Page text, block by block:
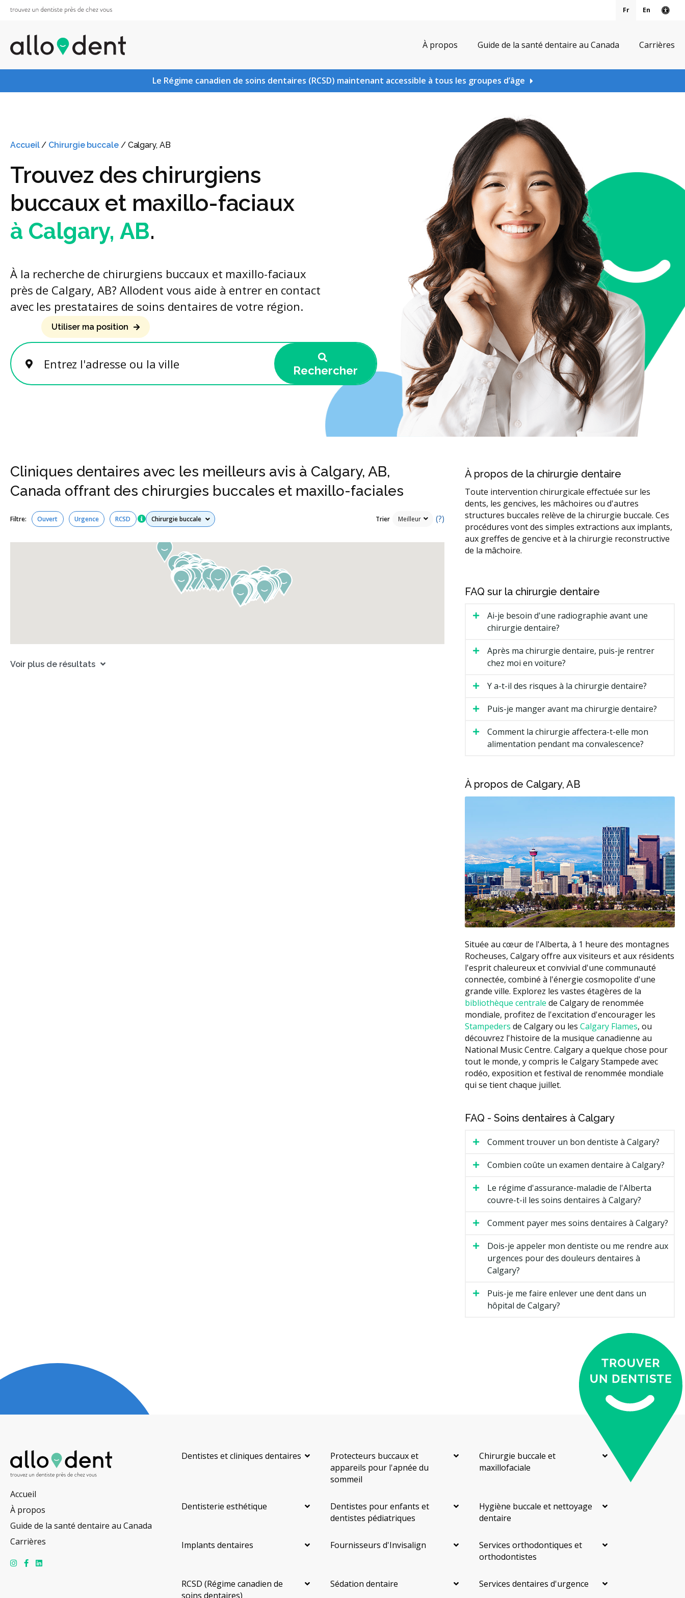
Fr En
À propos Guide de la santé dentaire au Canada Carrières
Le Régime canadien de soins dentaires (RCSD) maintenant accessible à tous les groupes d’âge
Accueil/ Chirurgie buccale/ Calgary, AB
Trouvez des chirurgiens
buccaux et maxillo-faciaux
à Calgary, AB.
À la recherche de chirurgiens buccaux et maxillo-faciaux
près de Calgary, AB? Allodent vous aide à entrer en contact
avec les prestataires de soins dentaires de votre région.
Entrez l'adresse ou la ville
Utiliser ma position
Rechercher
Cliniques dentaires avec les meilleurs avis à Calgary, AB,
Canada offrant des chirurgies buccales et maxillo-faciales
Filtre: Ouvert Urgence RCSD Tous les services Trier (?)
Voir plus de résultats
À propos de la chirurgie dentaire
Toute intervention chirurgicale effectuée sur les
dents, les gencives, les mâchoires ou d'autres
structures buccales relève de la chirurgie buccale. Ces
procédures vont des simples extractions aux implants,
aux greffes de gencive et à la chirurgie reconstructive
de la mâchoire.
FAQ sur la chirurgie dentaire
Ai-je besoin d'une radiographie avant une
chirurgie dentaire?
Après ma chirurgie dentaire, puis-je rentrer
chez moi en voiture?
Y a-t-il des risques à la chirurgie dentaire?
Puis-je manger avant ma chirurgie dentaire?
Comment la chirurgie affectera-t-elle mon
alimentation pendant ma convalescence?
À propos de Calgary, AB
Située au cœur de l'Alberta, à 1 heure des montagnes
Rocheuses, Calgary offre aux visiteurs et aux résidents
l'esprit chaleureux et convivial d'une communauté
connectée, combiné à l'énergie cosmopolite d'une
grande ville. Explorez les vastes étagères de la
bibliothèque centrale de Calgary de renommée
mondiale, profitez de l'excitation d'encourager les
Stampeders de Calgary ou les Calgary Flames, ou
découvrez l'histoire de la musique canadienne au
National Music Centre. Calgary a quelque chose pour
tout le monde, y compris le Calgary Stampede avec
rodéo, exposition et festival de renommée mondiale
qui se tient chaque juillet.
FAQ - Soins dentaires à Calgary
Comment trouver un bon dentiste à Calgary?
Combien coûte un examen dentaire à Calgary?
Le régime d'assurance-maladie de l'Alberta
couvre-t-il les soins dentaires à Calgary?
Comment payer mes soins dentaires à Calgary?
Dois-je appeler mon dentiste ou me rendre aux
urgences pour des douleurs dentaires à
Calgary?
Puis-je me faire enlever une dent dans un
hôpital de Calgary?
Accueil
À propos
Guide de la santé dentaire au Canada
Carrières
Dentistes et cliniques dentaires
Protecteurs buccaux et
appareils pour l'apnée du
sommeil
Chirurgie buccale et
maxillofaciale
Dentisterie esthétique
Dentistes pour enfants et
dentistes pédiatriques
Hygiène buccale et nettoyage
dentaire
Implants dentaires Fournisseurs d'Invisalign
Services orthodontiques et
orthodontistes
RCSD (Régime canadien de
soins dentaires)
Sédation dentaire Services dentaires d'urgence